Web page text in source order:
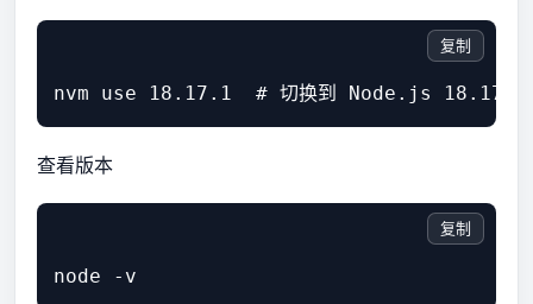
复制
查看版本
复制